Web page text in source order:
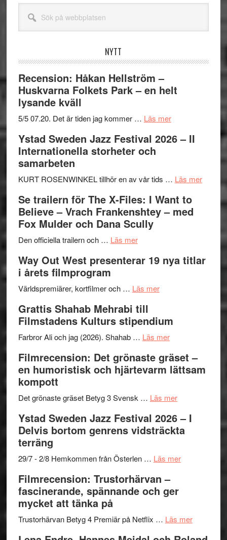
webbplatsen
NYTT
Recension: Håkan Hellström –
Huskvarna Folkets Park – en helt
lysande kväll
5/5 07.20. Det är tiden jag kommer … Läs merom
Håkan
Huskvarna
Park
–
kväll
Ystad Sweden Jazz Festival 2026 – II
Internationella storheter och
samarbeten
KURT ROSENWINKEL tillhör en av vår tids … Läs merom
II
Se trailern för The X-Files: I Want to
Believe – Vrach Frankenshtey – med
Fox Mulder och Dana Scully
Den officiella trailern och … Läs merom
trailern
The
Files:
I
Want
Believe
–
Frankenshtey
med
Fox
och
Scully
Way Out West presenterar 19 nya titlar
i årets filmprogram
Världspremiärer, kortfilmer och … Läs merom
West
presenterar
nya
titlar
årets
Grattis Shahab Mehrabi till
Filmstadens Kulturs stipendium
Farbror Ali och jag (2026). Shahab … Läs merom
Shahab
Mehrabi
Filmstadens
stipendium
Filmrecension: Det grönaste gräset –
en humoristisk och hjärtevarm lättsam
kompott
Det grönaste gräset Betyg 3 Svensk … Läs merom
Det
grönaste
–
och
lättsam
Ystad Sweden Jazz Festival 2026 – I
Delvis bortom genrens vidsträckta
terräng
29/7 - 2/8 Hemkommen från Österlen … Läs merom
2026
Filmrecension: Trustorhärvan –
fascinerande, spännande och ger
mycket att tänka på
Trustorhärvan Betyg 4 Premiär på Netflix … Läs merom